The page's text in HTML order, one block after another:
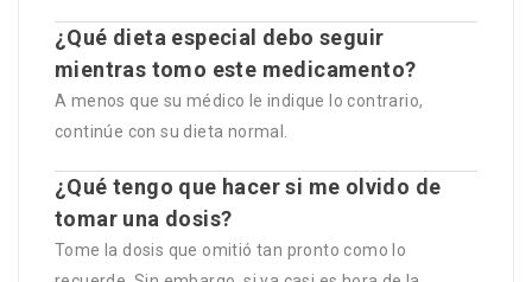
¿Qué dieta especial debo seguir
mientras tomo este medicamento?
A menos que su médico le indique lo contrario,
continúe con su dieta normal.
¿Qué tengo que hacer si me olvido de
tomar una dosis?
Tome la dosis que omitió tan pronto como lo